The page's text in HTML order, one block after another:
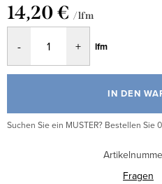
14,20 € / lfm
lfm
IN DEN
Suchen Sie ein MUSTER? Bestellen Sie
Fragen